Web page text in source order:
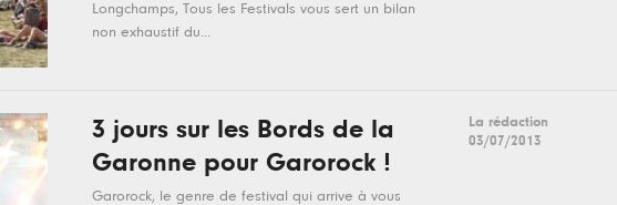
Longchamps, Tous les Festivals vous sert un bilan
non exhaustif du...
3 jours sur les Bords de la
Garonne pour Garorock !
Garorock, le genre de festival qui arrive à vous
La rédaction
03/07/2013